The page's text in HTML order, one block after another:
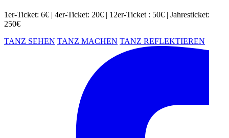
1er-Ticket: 6€ | 4er-Ticket: 20€ | 12er-Ticket : 50€ | Jahresticket:
250€
TANZ SEHEN TANZ MACHEN TANZ REFLEKTIEREN